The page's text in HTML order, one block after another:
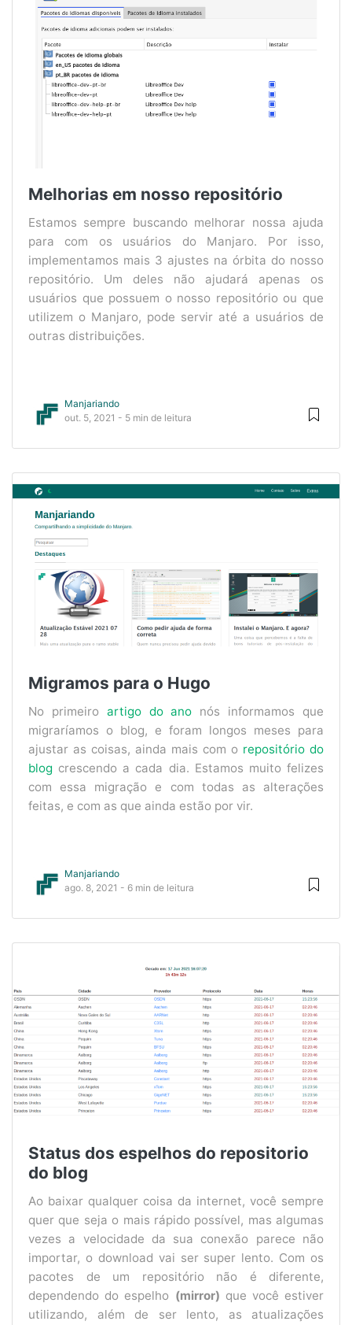
Melhorias em nosso repositório
Estamos sempre buscando melhorar nossa ajuda
para com os usuários do Manjaro. Por isso,
implementamos mais 3 ajustes na órbita do nosso
repositório. Um deles não ajudará apenas os
usuários que possuem o nosso repositório ou que
utilizem o Manjaro, pode servir até a usuários de
outras distribuições.
Manjariando
out. 5, 2021 - 5 min de leitura
Migramos para o Hugo
No primeiro artigo do ano nós informamos que
migraríamos o blog, e foram longos meses para
ajustar as coisas, ainda mais com o repositório do
blog crescendo a cada dia. Estamos muito felizes
com essa migração e com todas as alterações
feitas, e com as que ainda estão por vir.
Manjariando
ago. 8, 2021 - 6 min de leitura
Status dos espelhos do repositorio
do blog
Ao baixar qualquer coisa da internet, você sempre
quer que seja o mais rápido possível, mas algumas
vezes a velocidade da sua conexão parece não
importar, o download vai ser super lento. Com os
pacotes de um repositório não é diferente,
dependendo do espelho (mirror) que você estiver
utilizando, além de ser lento, as atualizações